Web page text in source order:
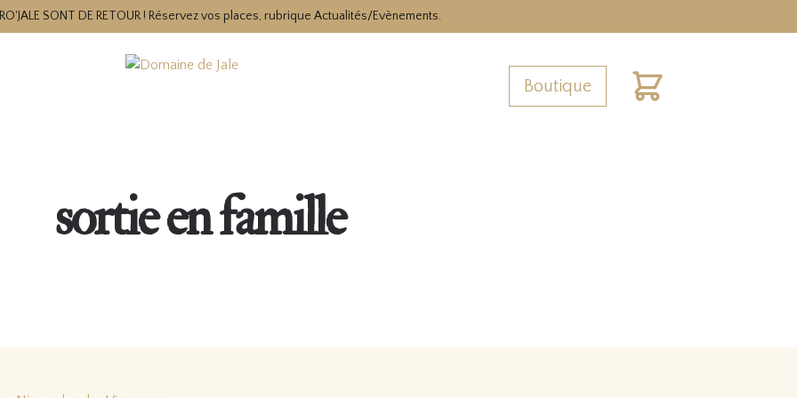
SONT DE RETOUR ! Réservez vos places, rubrique Actualités/Evènements.
Boutique
Cart
sortie en famille